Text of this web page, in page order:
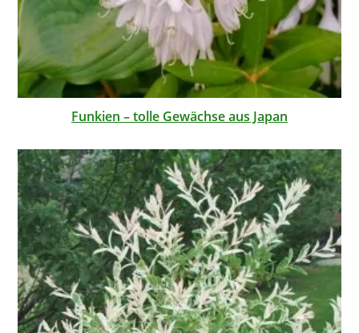
Funkien – tolle Gewächse aus Japan